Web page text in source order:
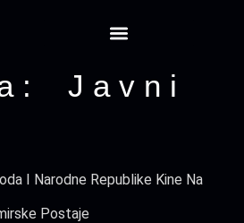
Javni
I Narodne Republike Kine Na
Postaje